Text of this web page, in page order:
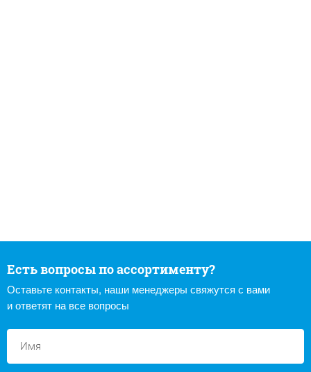
Есть вопросы по ассортименту?
Оставьте контакты, наши менеджеры свяжутся с вами
и ответят на все вопросы